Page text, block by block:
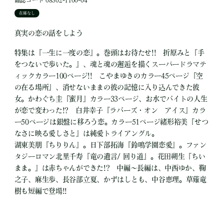
在庫なし
真実の恋の話をしよう
特集は『一生に一度の恋』。巻頭はお待たせ!! 折原みと『手
をつないで歩いた。』、魂と魂の邂逅を描くスーパードラマテ
ィックカラー100ページ!! こやまゆきのカラー45ページ『空
の在る場所』、消せないままの彼の記憶に入り込んできた彼
女。かわぐち圭『蜜月』カラー33ページ、お水でバイトの人生
が恋で変わった!? 白井幸子『ラバーズ・オン アイス』カラ
ー50ページは銀盤に移ろう恋。カラー51ページ緒形裕美『せつ
なさに映る愛しさと』は純愛トライアングル。
湖東美朋『ちりりん』。日下部拓海『鈴鳴学園恋愛』。ファン
タジーロマン北里千寿『竜の遺言/ 回り道』。花田朔生『ちい
まま。』は赤ちゃんができた!? 中編～長編は、中西ゆか、鞠
之子、麻生歩、長谷部立夏、かずはしとも、中谷恵理。草薙竜
樹も短編で登場!!